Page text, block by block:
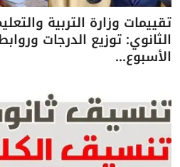
الثانوي: توزيع الدرجات
الأسبوع...